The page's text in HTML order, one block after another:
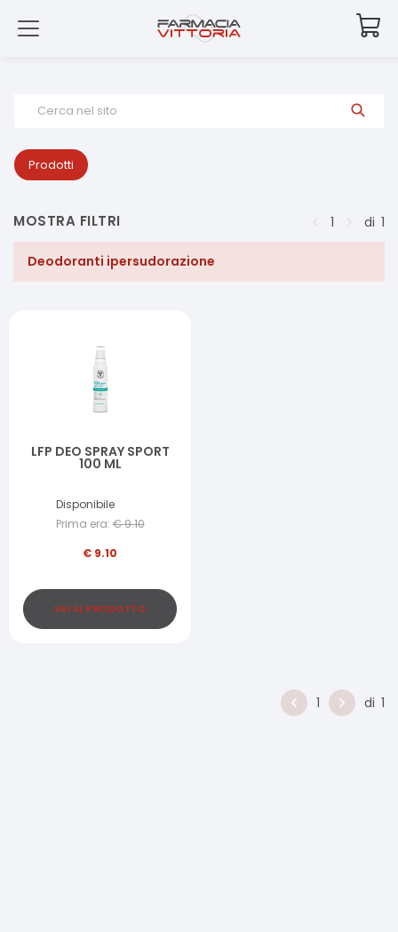
Cerca nel sito
Prodotti
MOSTRA FILTRI 1 di 1
Deodoranti ipersudorazione
LFP DEO SPRAY SPORT
100 ML
Disponibile
Prima era: €9.10
€ 9.10
VAI AL PRODOTTO
1 di 1